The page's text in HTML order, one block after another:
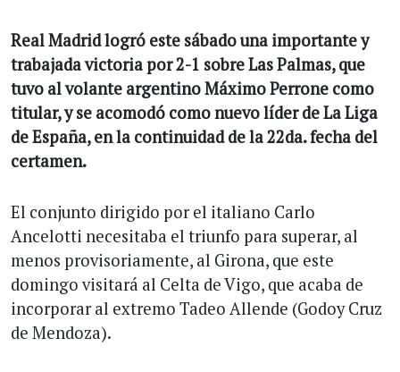
Real Madrid logró este sábado una importante y
trabajada victoria por 2-1 sobre Las Palmas, que
tuvo al volante argentino Máximo Perrone como
titular, y se acomodó como nuevo líder de La Liga
de España, en la continuidad de la 22da. fecha del
certamen.
El conjunto dirigido por el italiano Carlo
Ancelotti necesitaba el triunfo para superar, al
menos provisoriamente, al Girona, que este
domingo visitará al Celta de Vigo, que acaba de
incorporar al extremo Tadeo Allende (Godoy Cruz
de Mendoza).